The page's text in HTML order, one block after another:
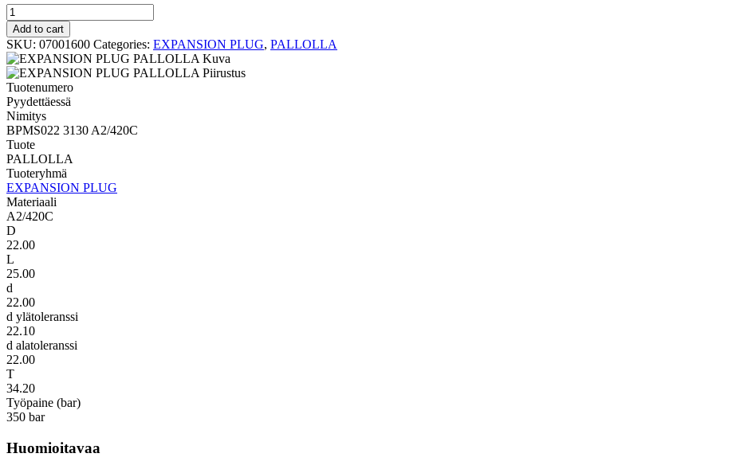
PALLOLLA
BPMS022
3130
A2/420C
quantity
Add to cart
SKU: 07001600 Categories: EXPANSION PLUG, PALLOLLA
Tuotenumero
Pyydettäessä
Nimitys
BPMS022 3130 A2/420C
Tuote
PALLOLLA
Tuoteryhmä
EXPANSION PLUG
Materiaali
A2/420C
D
22.00
L
25.00
d
22.00
d ylätoleranssi
22.10
d alatoleranssi
22.00
T
34.20
Työpaine (bar)
350 bar
Huomioitavaa